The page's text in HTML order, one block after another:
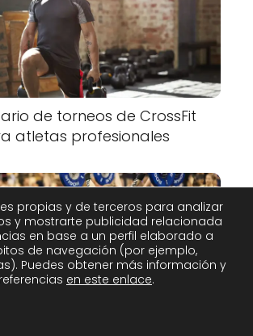
de torneos de CrossFit
atletas profesionales
de CrossFit: fechas y
propias y de terceros para analizar
y mostrarte publicidad relacionada
en base a un perfil elaborado a
de navegación (por ejemplo,
Puedes obtener más información y
en este enlace.